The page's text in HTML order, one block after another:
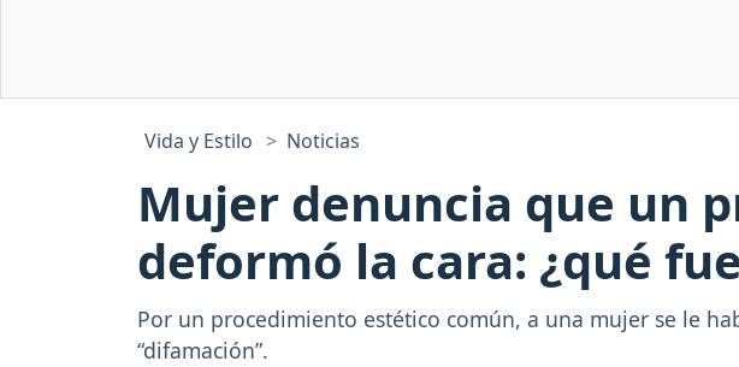
Vida y Estilo Noticias
Mujer denuncia que un
deformó la cara: ¿qué
Por un procedimiento estético común, a una mujer se le
“difamación”.